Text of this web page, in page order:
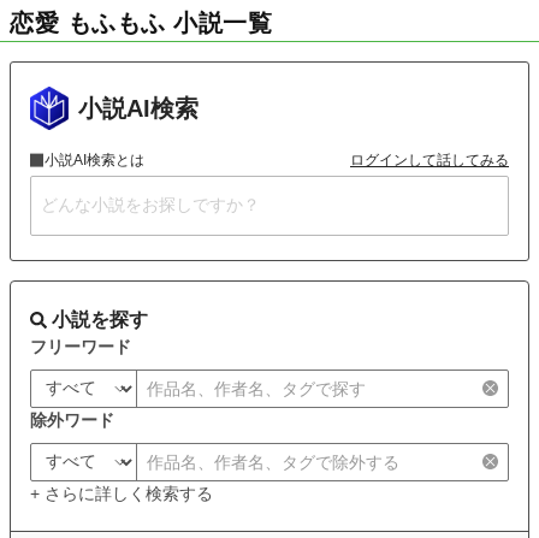
恋愛 もふもふ 小説一覧
小説AI検索
小説AI検索とは ログインして話してみる
小説を探す
フリーワード
除外ワード
+ さらに詳しく検索する